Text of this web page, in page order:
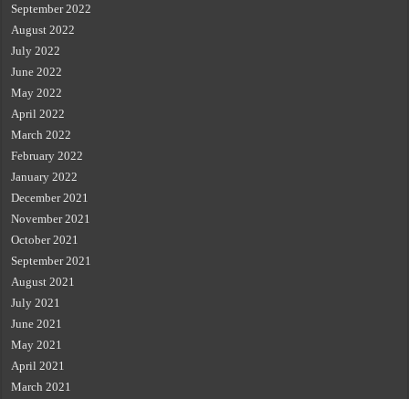
September 2022
August 2022
July 2022
June 2022
May 2022
April 2022
March 2022
February 2022
January 2022
December 2021
November 2021
October 2021
September 2021
August 2021
July 2021
June 2021
May 2021
April 2021
March 2021